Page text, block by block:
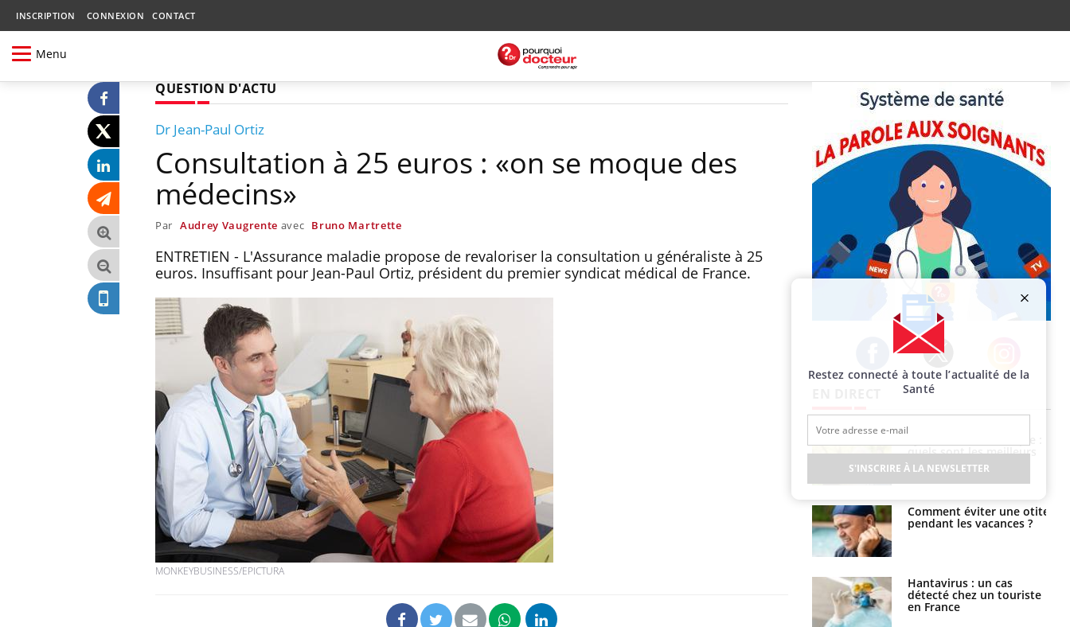
INSCRIPTION CONNEXION CONTACT
Menu
QUESTION D'ACTU
Dr Jean-Paul Ortiz
Consultation à 25 euros : «on se moque des
médecins»
Par Audrey Vaugrente avec Bruno Martrette
ENTRETIEN - L'Assurance maladie propose de revaloriser la consultation u généraliste à 25
euros. Insuffisant pour Jean-Paul Ortiz, président du premier syndicat médical de France.
MONKEYBUSINESS/EPICTURA
Facebook Twitter Instagram
Fatigue en vacances :
normal ou signe d’une
maladie ?
Et si les caries pouvaient
bientôt disparaître sans
plombage ?
c'est indispensable pour
la santé des yeux”
quels sont les meilleurs
exercices physiques ?
Comment éviter une otite
pendant les vacances ?
Hantavirus : un cas
détecté chez un touriste
en France
Restez connecté à toute l’actualité de la
Santé
S'INSCRIRE À LA NEWSLETTER